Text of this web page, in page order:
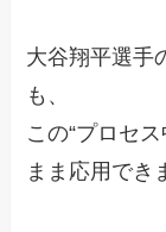
大谷翔平選手
も、
この“プロセ
まま応用でき